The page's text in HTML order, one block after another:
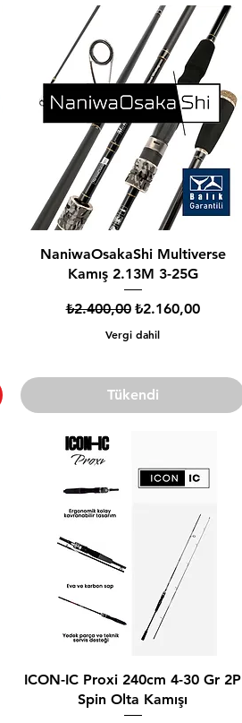
NaniwaOsakaShi Multiverse
Kamış 2.13M 3-25G
Normal Fiyat
₺2.400,00 İndirimli Fiyat
₺2.160,00
Vergi dahil
Tükendi
ICON-IC Proxi 240cm 4-30 Gr 2P
Spin Olta Kamışı